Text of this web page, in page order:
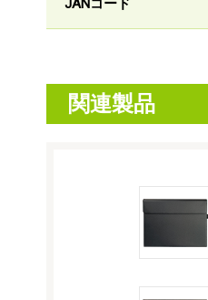
JANコード
関連製品